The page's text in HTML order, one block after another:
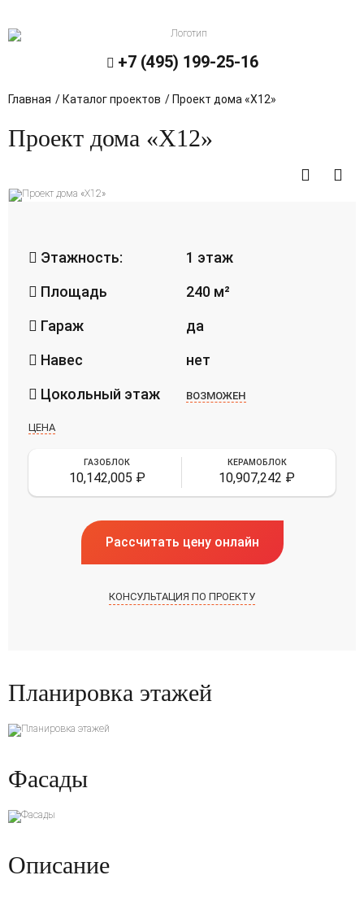
Строительство
Проектирование
Инженерия
+7 (495) 199-25-16
Главная / Каталог проектов / Проект дома «X12»
Проект дома «X12»
Этажность:
1 этаж
Площадь
240 м²
Гараж
да
Навес
нет
Цокольный этаж
ВОЗМОЖЕН
ЦЕНА
ГАЗОБЛОК
10,142,005 ₽
КЕРАМОБЛОК
10,907,242 ₽
Рассчитать цену онлайн
КОНСУЛЬТАЦИЯ ПО ПРОЕКТУ
Планировка этажей
Фасады
Описание